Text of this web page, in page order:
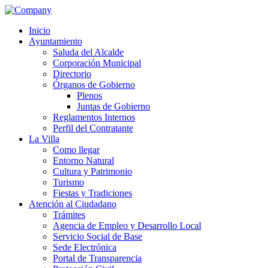
Inicio
Ayuntamiento
Saluda del Alcalde
Corporación Municipal
Directorio
Órganos de Gobierno
Plenos
Juntas de Gobierno
Reglamentos Internos
Perfil del Contratante
La Villa
Como llegar
Entorno Natural
Cultura y Patrimonio
Turismo
Fiestas y Tradiciones
Atención al Ciudadano
Trámites
Agencia de Empleo y Desarrollo Local
Servicio Social de Base
Sede Electrónica
Portal de Transparencia